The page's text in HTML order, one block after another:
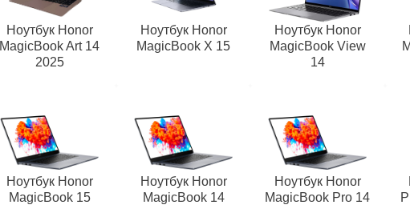
Ноутбук Honor
MagicBook Art 14
2025
Ноутбук Honor
MagicBook X 15
Ноутбук Honor
MagicBook View
14
Ноутбук Honor
MagicBook 15
Ноутбук Honor
MagicBook 14
Ноутбук Honor
MagicBook Pro 14